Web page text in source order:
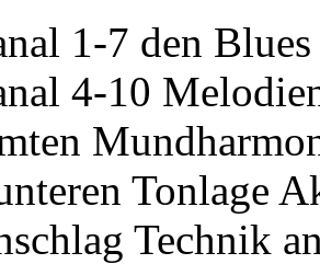
1-7 den
4-10
Tonlage
Technik